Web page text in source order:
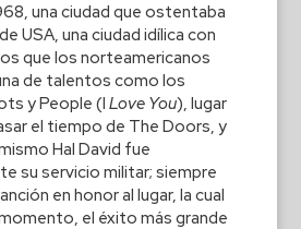
una ciudad que ostentaba
USA, una ciudad idílica con
que los norteamericanos
de talentos como los
y People (I Love You), lugar
el tiempo de The Doors, y
Hal David fue
su servicio militar; siempre
en honor al lugar, la cual
el éxito más grande